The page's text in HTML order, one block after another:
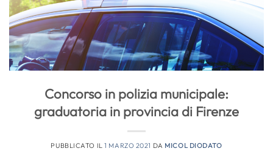
Concorso in polizia municipale:
graduatoria in provincia di Firenze
PUBBLICATO IL1 MARZO 2021 DA MICOL DIODATO